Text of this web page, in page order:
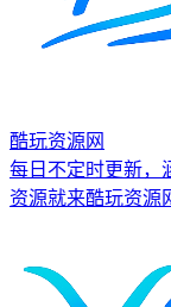
酷玩资源网
每日不定时更新，
资源就来酷玩资源